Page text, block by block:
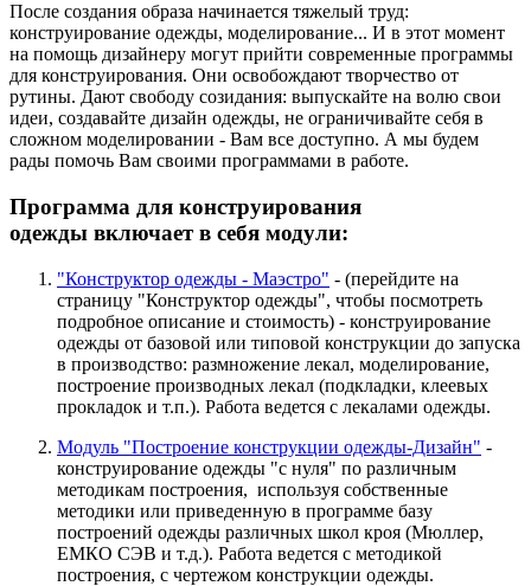
После создания образа начинается тяжелый труд:
конструирование одежды, моделирование... И в этот момент
на помощь дизайнеру могут прийти современные программы
для конструирования. Они освобождают творчество от
рутины. Дают свободу созидания: выпускайте на волю свои
идеи, создавайте дизайн одежды, не ограничивайте себя в
сложном моделировании - Вам все доступно. А мы будем
рады помочь Вам своими программами в работе.
Программа для конструирования
одежды включает в себя модули:
"Конструктор одежды - Маэстро" - (перейдите на
страницу "Конструктор одежды", чтобы посмотреть
подробное описание и стоимость) - конструирование
одежды от базовой или типовой конструкции до запуска
в производство: размножение лекал, моделирование,
построение производных лекал (подкладки, клеевых
прокладок и т.п.). Работа ведется с лекалами одежды.
Модуль "Построение конструкции одежды-Дизайн" -
конструирование одежды "с нуля" по различным
методикам построения, используя собственные
методики или приведенную в программе базу
построений одежды различных школ кроя (Мюллер,
ЕМКО СЭВ и т.д.). Работа ведется с методикой
построения, с чертежом конструкции одежды.